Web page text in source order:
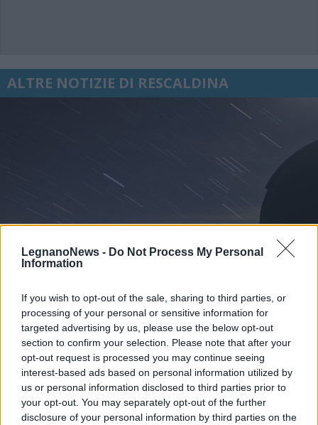
LegnanoNews - Do Not Process My Personal
Information
If you wish to opt-out of the sale, sharing to third parties, or
processing of your personal or sensitive information for
targeted advertising by us, please use the below opt-out
section to confirm your selection. Please note that after your
opt-out request is processed you may continue seeing
interest-based ads based on personal information utilized by
us or personal information disclosed to third parties prior to
your opt-out. You may separately opt-out of the further
disclosure of your personal information by third parties on the
ALTRE NOTIZIE DI RESCALDINA
EVENTI
Tra stelle, trekking ed
enogastronomia e notte di San
Lorenzo. Dove vedere le stelle
cadenti in Lombardia